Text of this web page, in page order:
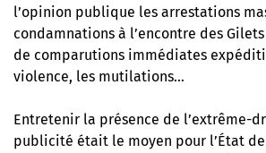
l’opinion publique les arrestations
condamnations à l’encontre des
de comparutions immédiates
violence, les mutilations…
Entretenir la présence de l’extrême-
publicité était le moyen pour l’État